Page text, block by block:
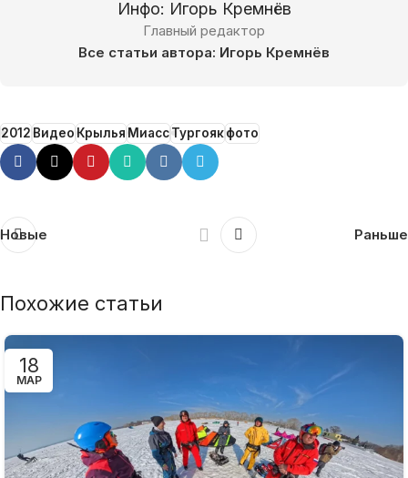
Инфо: Игорь Кремнёв
Главный редактор
Все статьи автора: Игорь Кремнёв
2012ВидеоКрыльяМиассТургоякфото
Новые Раньше
Похожие статьи
18
МАР